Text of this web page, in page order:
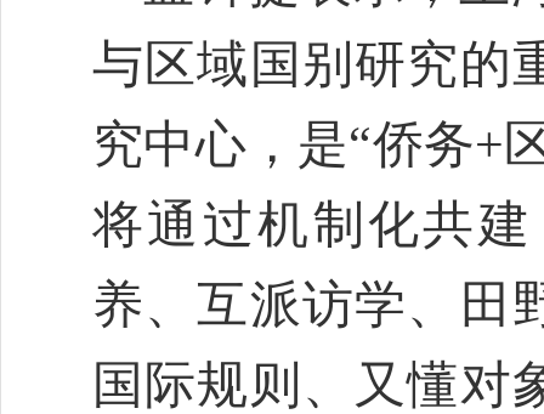
与区域国别研究的
究中心，是“侨务+
将通过机制化共
养、互派访学、田
国际规则、又懂对